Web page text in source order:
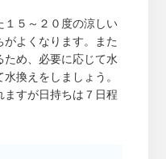
１５～２０度の涼しい
よくなります。また
ため、必要に応じて水
換えをしましょう。
ますが日持ちは７日程